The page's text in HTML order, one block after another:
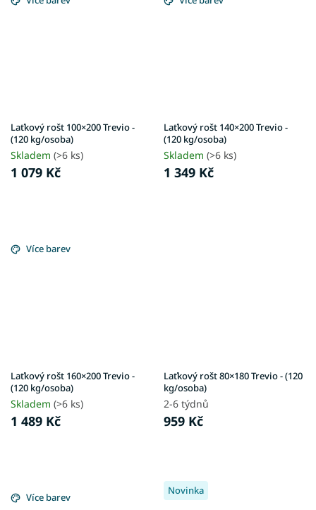
Laťkový rošt 100×200 Trevio -
(120 kg/osoba)
Skladem (>6 ks)
1 079 Kč
Laťkový rošt 140×200 Trevio -
(120 kg/osoba)
Skladem (>6 ks)
1 349 Kč
Více barev
Laťkový rošt 160×200 Trevio -
(120 kg/osoba)
Skladem (>6 ks)
1 489 Kč
Laťkový rošt 80×180 Trevio - (120
kg/osoba)
2-6 týdnů
959 Kč
Více barev
Novinka